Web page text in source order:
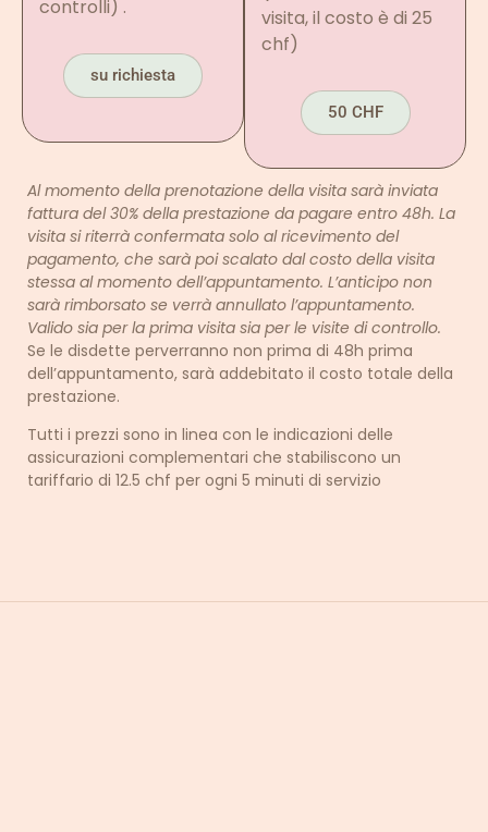
controlli) .
su richiesta
visita, il costo è di 25
chf)
50 CHF
Al momento della prenotazione della visita sarà inviata
fattura del 30% della prestazione da pagare entro 48h. La
visita si riterrà confermata solo al ricevimento del
pagamento, che sarà poi scalato dal costo della visita
stessa al momento dell’appuntamento. L’anticipo non
sarà rimborsato se verrà annullato l’appuntamento.
Valido sia per la prima visita sia per le visite di controllo.
Se le disdette perverranno non prima di 48h prima
dell’appuntamento, sarà addebitato il costo totale della
prestazione.
Tutti i prezzi sono in linea con le indicazioni delle
assicurazioni complementari che stabiliscono un
tariffario di 12.5 chf per ogni 5 minuti di servizio